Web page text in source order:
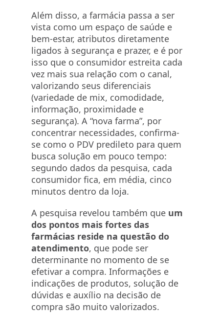
Além disso, a farmácia passa a ser
vista como um espaço de saúde e
bem-estar, atributos diretamente
ligados à segurança e prazer, e é por
isso que o consumidor estreita cada
vez mais sua relação com o canal,
valorizando seus diferenciais
(variedade de mix, comodidade,
informação, proximidade e
segurança). A “nova farma”, por
concentrar necessidades, confirma-
se como o PDV predileto para quem
busca solução em pouco tempo:
segundo dados da pesquisa, cada
consumidor fica, em média, cinco
minutos dentro da loja.
A pesquisa revelou também que um
dos pontos mais fortes das
farmácias reside na questão do
atendimento, que pode ser
determinante no momento de se
efetivar a compra. Informações e
indicações de produtos, solução de
dúvidas e auxílio na decisão de
compra são muito valorizados.